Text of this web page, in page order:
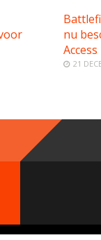
nu
Access
21